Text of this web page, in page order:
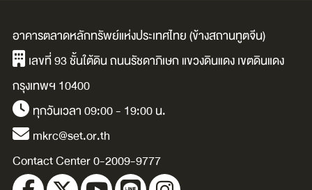
edtion.
อาคารตลาดหลักทรัพย์แห่งประเทศไทย (ข้างสถานทูตจีน)
เลขที่ 93 ชั้นใต้ดิน ถนนรัชดาภิเษก แขวงดินแดง เขตดินแดง
กรุงเทพฯ 10400
ทุกวันเวลา 09:00 - 19:00 น.
mkrc@set.or.th
Contact Center 0-2009-9777